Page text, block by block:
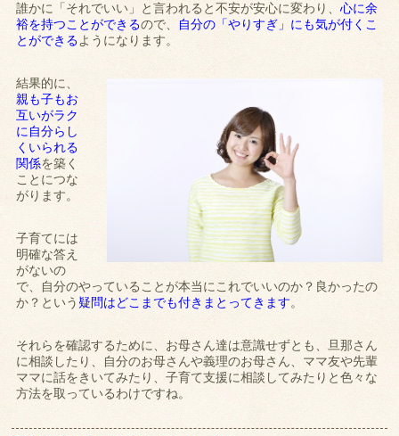
誰かに「それでいい」と言われると不安が安心に変わり、心に余
裕を持つことができるので、 自分の「やりすぎ」にも気が付くこ
とができるようになります。
結果的に、
親も子もお
互いがラク
に自分らし
くいられる
関係を築く
ことにつな
がります。
子育てには
明確な答え
がないの
で、自分のやっていることが本当にこれでいいのか？良かったの
か？という 疑問はどこまでも付きまとってきます。
それらを確認するために、お母さん達は意識せずとも、旦那さん
に相談したり、自分のお母さんや義理のお母さん、ママ友や先輩
ママに話をきいてみたり、子育て支援に相談してみたりと色々な
方法を取っているわけですね。